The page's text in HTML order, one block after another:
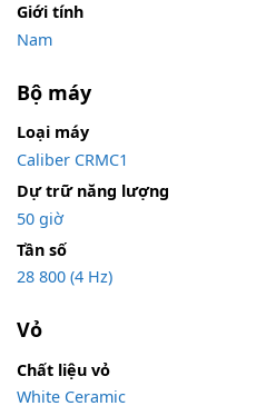
Giới tính
Nam
Bộ máy
Loại máy
Caliber CRMC1
Dự trữ năng lượng
50 giờ
Tần số
28 800 (4 Hz)
Vỏ
Chất liệu vỏ
White Ceramic